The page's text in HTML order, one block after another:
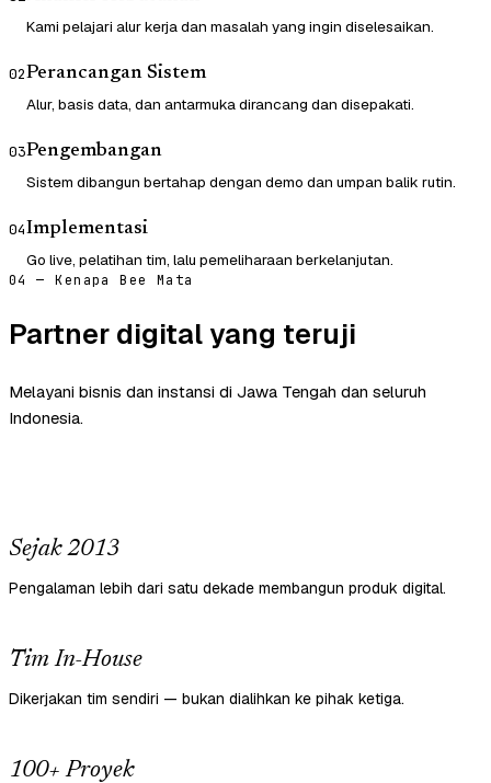
Kami pelajari alur kerja dan masalah yang ingin diselesaikan.
02Perancangan Sistem
Alur, basis data, dan antarmuka dirancang dan disepakati.
03Pengembangan
Sistem dibangun bertahap dengan demo dan umpan balik rutin.
04Implementasi
Go live, pelatihan tim, lalu pemeliharaan berkelanjutan.
04 — Kenapa Bee Mata
Partner digital yang teruji
Melayani bisnis dan instansi di Jawa Tengah dan seluruh
Indonesia.
Sejak 2013
Pengalaman lebih dari satu dekade membangun produk digital.
Tim In-House
Dikerjakan tim sendiri — bukan dialihkan ke pihak ketiga.
100+ Proyek